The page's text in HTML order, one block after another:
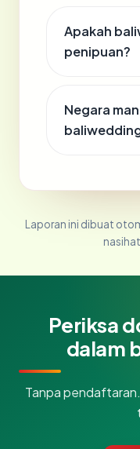
Apakah
penipuan?
Negara
Laporan ini dibuat
Periksa
dalam
Tanpa